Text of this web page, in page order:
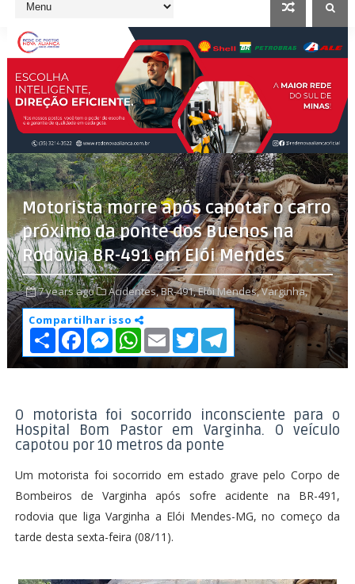
Motorista morre após capotar o carro
próximo da ponte dos Buenos na
Rodovia BR-491 em Elói Mendes
7 years ago Acidentes,BR-491,Elói Mendes,Varginha,
Compartilhar isso
S
h
a
r
F
c
e
o
k
M
e
s
s
g
e
W
h
a
t
p
p
E
m
a
i
T
i
t
r
T
l
e
a
m
O motorista foi socorrido inconsciente para o
Hospital Bom Pastor em Varginha. O veículo
capotou por 10 metros da ponte
Um motorista foi socorrido em estado grave pelo Corpo de
Bombeiros de Varginha após sofre acidente na BR-491,
rodovia que liga Varginha a Elói Mendes-MG, no começo da
tarde desta sexta-feira (08/11).